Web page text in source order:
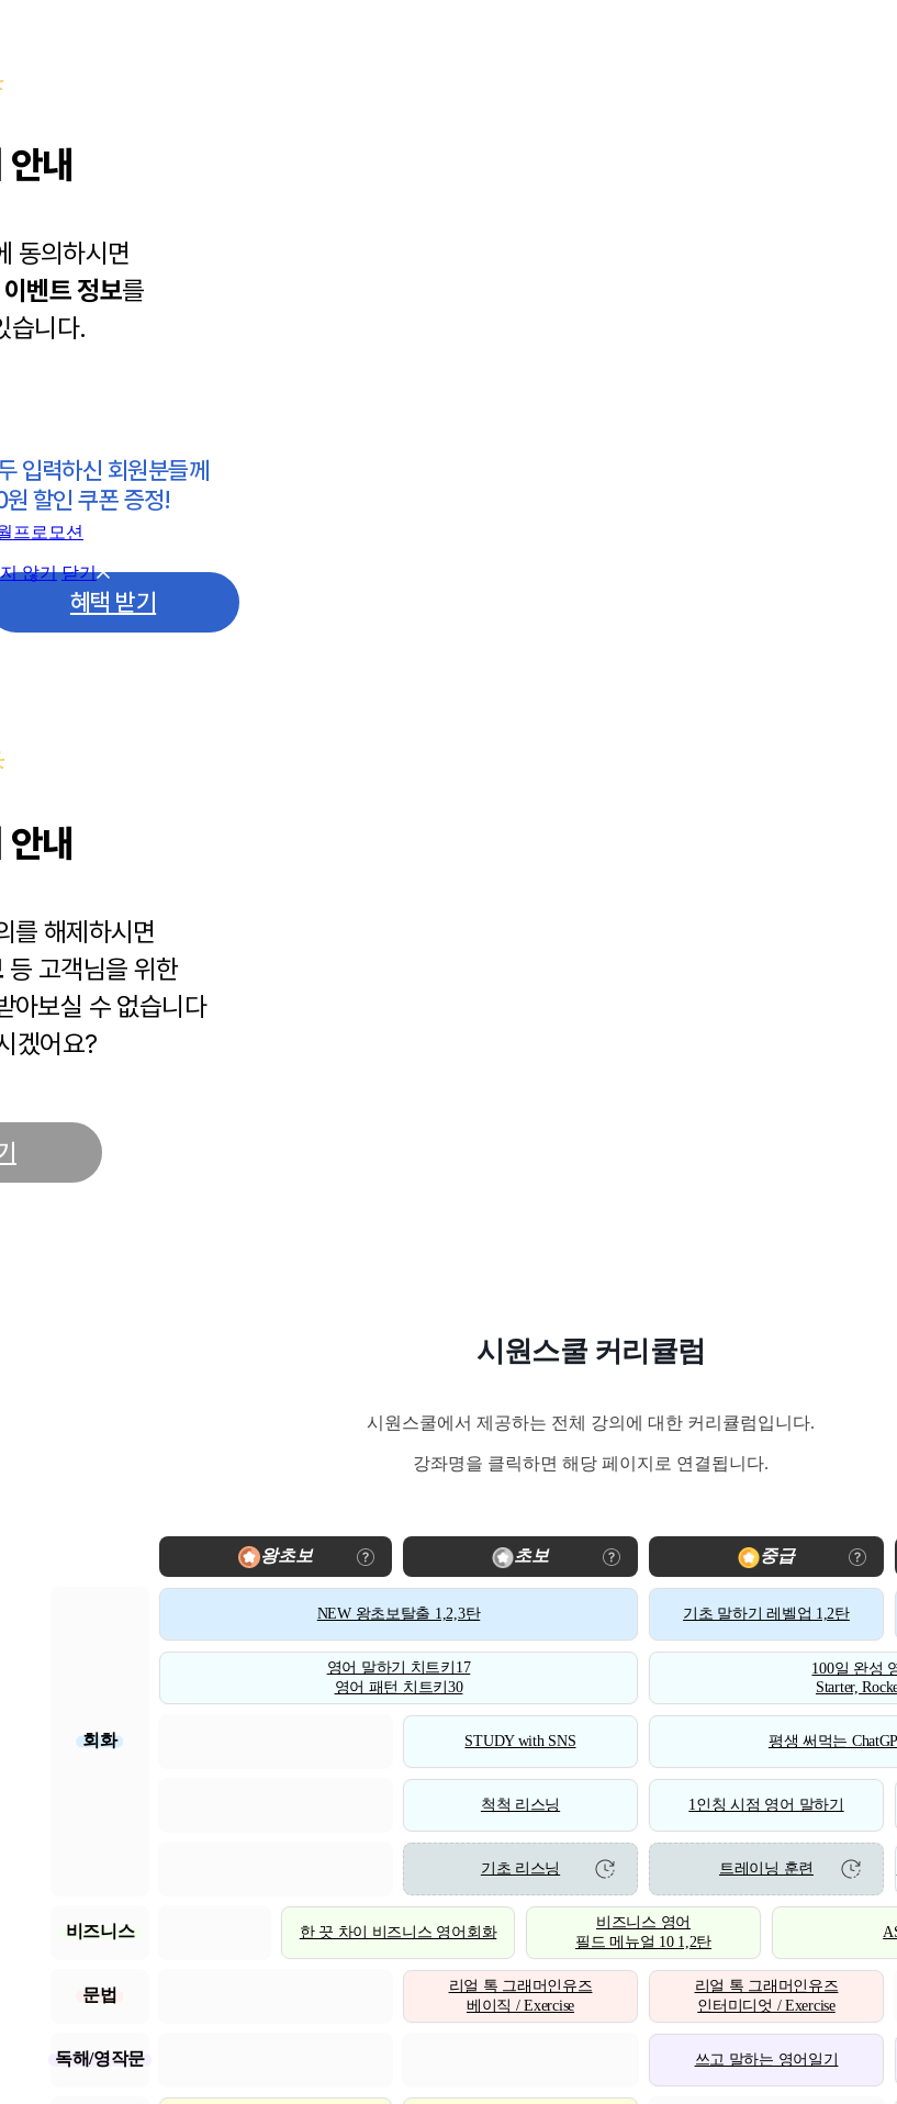
내
동의하시면
이벤트 정보를
습니다.
입력하신 회원분들께
할인 쿠폰 증정!
혜택 받기
내
를 해제하시면
등 고객님을 위한
아보실 수 없습니다
겠어요?
시원스쿨 커리큘럼
시원스쿨에서 제공하는 전체 강의에 대한 커리큘럼입니다.
강좌명을 클릭하면 해당 페이지로 연결됩니다.
왕초보 초보 중급
회화
NEW 왕초보탈출 1,2,3탄 기초 말하기 레벨업 1,2탄
영어 말하기 치트키17
영어 패턴 치트키30
100일 완성
Starter,
STUDY with SNS 평생 써먹는
척척 리스닝 1인칭 시점 영어 말하기
기초 리스닝 트레이닝 훈련
비즈니스 한 끗 차이 비즈니스 영어회화
비즈니스 영어
필드 메뉴얼 10 1,2탄
문법
리얼 톡 그래머인유즈
베이직 / Exercise
리얼 톡 그래머인유즈
인터미디엇 / Exercise
독해/영작문 쓰고 말하는 영어일기
않기 닫기